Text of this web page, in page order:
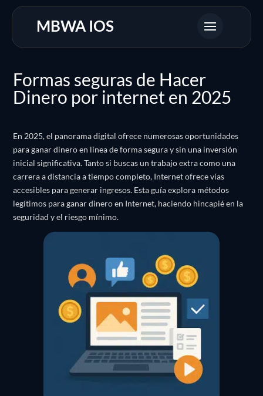
MBWA IOS
Formas seguras de Hacer
Dinero por internet en 2025
En 2025, el panorama digital ofrece numerosas oportunidades
para ganar dinero en línea de forma segura y sin una inversión
inicial significativa. Tanto si buscas un trabajo extra como una
carrera a distancia a tiempo completo, Internet ofrece vías
accesibles para generar ingresos. Esta guía explora métodos
legítimos para ganar dinero en Internet, haciendo hincapié en la
seguridad y el riesgo mínimo.